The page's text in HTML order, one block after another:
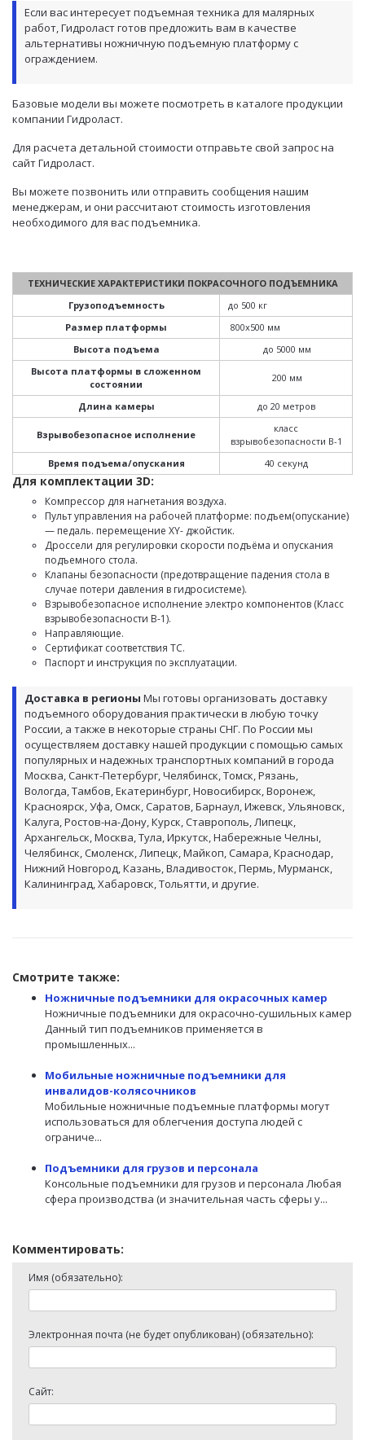
Если вас интересует подъемная техника для малярных
работ, Гидроласт готов предложить вам в качестве
альтернативы ножничную подъемную платформу с
ограждением.
Базовые модели вы можете посмотреть в каталоге продукции
компании Гидроласт.
Для расчета детальной стоимости отправьте свой запрос на
сайт Гидроласт.
Вы можете позвонить или отправить сообщения нашим
менеджерам, и они рассчитают стоимость изготовления
необходимого для вас подъемника.
ТЕХНИЧЕСКИЕ ХАРАКТЕРИСТИКИ ПОКРАСОЧНОГО ПОДЪЕМНИКА
Грузоподъемность
до 500 кг
Размер платформы
800х500 мм
Высота подъема
до 5000 мм
Высота платформы в сложенном
состоянии
200 мм
Длина камеры до 20 метров
Взрывобезопасное исполнение
класс
взрывобезопасности В-1
Время подъема/опускания
40 секунд
Для комплектации 3D:
Компрессор для нагнетания воздуха.
Пульт управления на рабочей платформе: подъем(опускание)
— педаль. перемещение XY- джойстик.
Дроссели для регулировки скорости подъёма и опускания
подъемного стола.
Клапаны безопасности (предотвращение падения стола в
случае потери давления в гидросистеме).
Взрывобезопасное исполнение электро компонентов (Класс
взрывобезопасности В-1).
Направляющие.
Сертификат соответствия ТС.
Паспорт и инструкция по эксплуатации.
Доставка в регионы Мы готовы организовать доставку
подъемного оборудования практически в любую точку
России, а также в некоторые страны СНГ. По России мы
осуществляем доставку нашей продукции с помощью самых
популярных и надежных транспортных компаний в города
Москва, Санкт-Петербург, Челябинск, Томск, Рязань,
Вологда, Тамбов, Екатеринбург, Новосибирск, Воронеж,
Красноярск, Уфа, Омск, Саратов, Барнаул, Ижевск, Ульяновск,
Калуга, Ростов-на-Дону, Курск, Ставрополь, Липецк,
Архангельск, Москва, Тула, Иркутск, Набережные Челны,
Челябинск, Смоленск, Липецк, Майкоп, Самара, Краснодар,
Нижний Новгород, Казань, Владивосток, Пермь, Мурманск,
Калининград, Хабаровск, Тольятти, и другие.
Смотрите также:
Ножничные подъемники для окрасочных камер
Ножничные подъемники для окрасочно-сушильных камер
Данный тип подъемников применяется в
промышленных...
Мобильные ножничные подъемники для
инвалидов-колясочников
Мобильные ножничные подъемные платформы могут
использоваться для облегчения доступа людей с
ограниче...
Подъемники для грузов и персонала
Консольные подъемники для грузов и персонала Любая
сфера производства (и значительная часть сферы у...
Комментировать:
Имя (обязательно):
Электронная почта (не будет опубликован) (обязательно):
Сайт: